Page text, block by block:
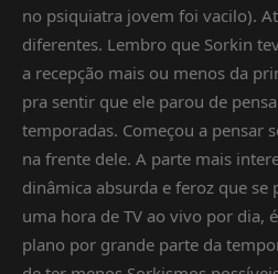
no psiquiatra jovem foi vacilo).
diferentes. Lembro que Sorkin
a recepção mais ou menos da
pra sentir que ele parou de
temporadas. Começou a pensar
na frente dele. A parte mais
dinâmica absurda e feroz que se
uma hora de TV ao vivo por dia,
plano por grande parte da